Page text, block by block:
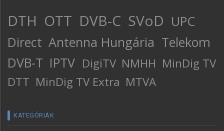
DTH OTT DVB-C SVoD UPC
Direct Antenna Hungária Telekom
DVB-T IPTV DigiTV NMHH MinDig TV
DTT MinDig TV Extra MTVA
KATEGÓRIÁK